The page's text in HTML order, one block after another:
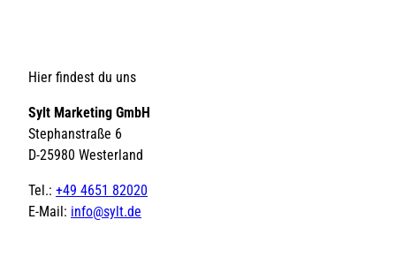
Hier findest du uns
Sylt Marketing GmbH
Stephanstraße 6
D-25980 Westerland
Tel.: +49 4651 82020
E-Mail: info@sylt.de